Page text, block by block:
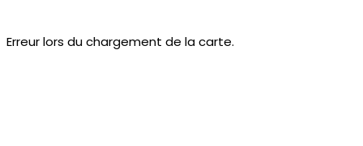
Erreur lors du chargement de la carte.